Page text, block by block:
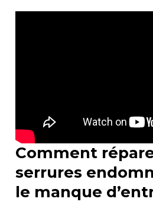
Comment
serrures
le manque